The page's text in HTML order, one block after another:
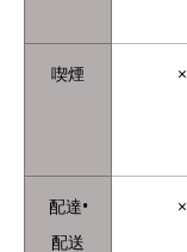
喫煙 ×
配達•
配送
×